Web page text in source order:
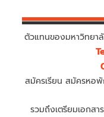
ตัวแทนของมหาวิทยา
สมัครเรียน สมัครหอ
รวมถึงเตรียมเอกส